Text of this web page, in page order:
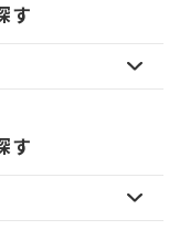
す
す